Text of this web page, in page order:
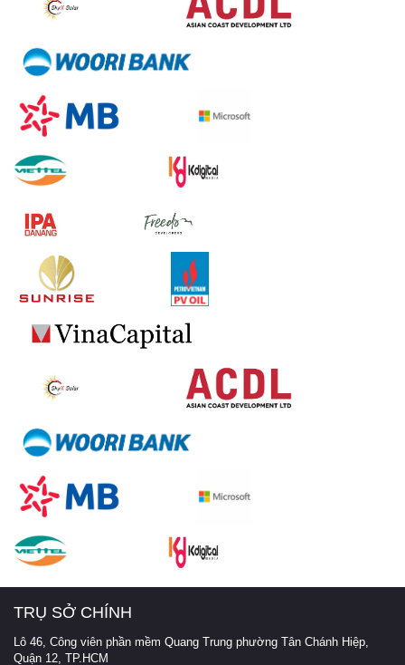
TRỤ SỞ CHÍNH
Lô 46, Công viên phần mềm Quang Trung phường Tân Chánh Hiệp,
Quận 12, TP.HCM